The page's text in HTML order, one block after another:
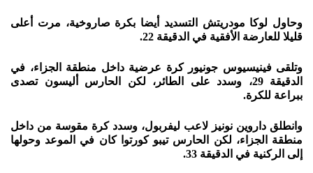
وحاول لوكا مودريتش التسديد أيضا بكرة صاروخية، مرت أعلى
قليلا للعارضة الأفقية في الدقيقة 22.
وتلقى فينيسيوس جونيور كرة عرضية داخل منطقة الجزاء، في
الدقيقة 29، وسدد على الطائر، لكن الحارس أليسون تصدى
ببراعة للكرة.
وانطلق داروين نونيز لاعب ليفربول، وسدد كرة مقوسة من داخل
منطقة الجزاء، لكن الحارس تيبو كورتوا كان في الموعد وحولها
إلى الركنية في الدقيقة 33.